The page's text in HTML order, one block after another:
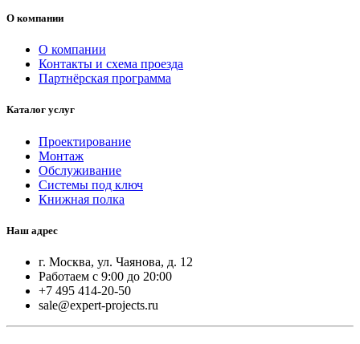
О компании
О компании
Контакты и схема проезда
Партнёрская программа
Каталог услуг
Проектирование
Монтаж
Обслуживание
Системы под ключ
Книжная полка
Наш адрес
г. Москва, ул. Чаянова, д. 12
Работаем с 9:00 до 20:00
+7 495 414-20-50
sale@expert-projects.ru